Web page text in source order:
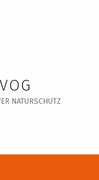
NATURSCHUTZ